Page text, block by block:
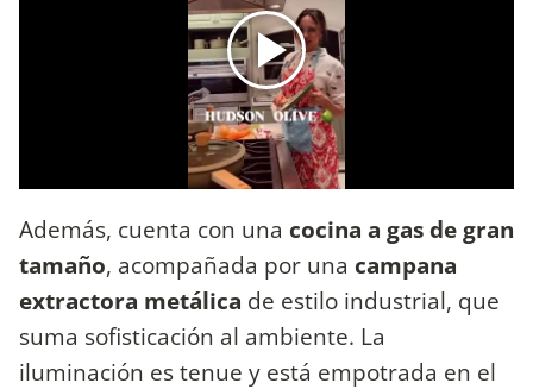
Además, cuenta con una cocina a gas de gran
tamaño, acompañada por una campana
extractora metálica de estilo industrial, que
suma sofisticación al ambiente. La
iluminación es tenue y está empotrada en el